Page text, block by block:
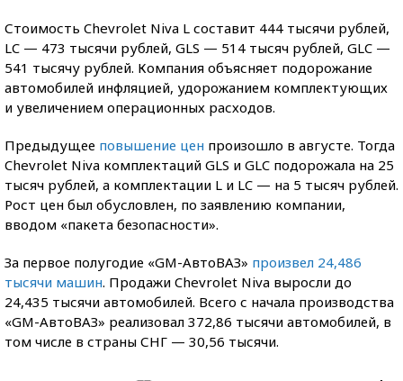
Стоимость Chevrolet Niva L составит 444 тысячи рублей,
LC — 473 тысячи рублей, GLS — 514 тысяч рублей, GLC —
541 тысячу рублей. Компания объясняет подорожание
автомобилей инфляцией, удорожанием комплектующих
и увеличением операционных расходов.
Предыдущее повышение цен произошло в августе. Тогда
Chevrolet Niva комплектаций GLS и GLC подорожала на 25
тысяч рублей, а комплектации L и LC — на 5 тысяч рублей.
Рост цен был обусловлен, по заявлению компании,
вводом «пакета безопасности».
За первое полугодие «GM-АвтоВАЗ» произвел 24,486
тысячи машин. Продажи Chevrolet Niva выросли до
24,435 тысячи автомобилей. Всего с начала производства
«GM-АвтоВАЗ» реализовал 372,86 тысячи автомобилей, в
том числе в страны СНГ — 30,56 тысячи.